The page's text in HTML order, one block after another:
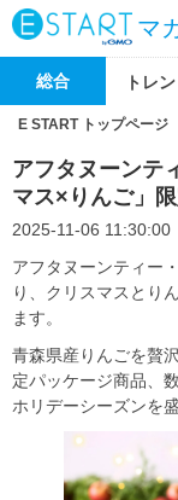
マ
総合 トレ
E START トップページ
アフタヌーンテ
マス×りんご」
2025-11-06 11:30:00
アフタヌーンティー
り、クリスマスとり
ます。
青森県産りんごを贅
定パッケージ商品、
ホリデーシーズンを